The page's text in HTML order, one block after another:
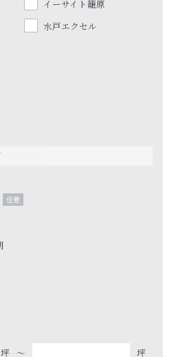
イーサイト籠原
水戸エクセル
任意
坪 〜 坪